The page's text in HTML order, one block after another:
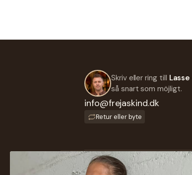
Skriv eller ring till Lasse
så snart som möjligt.
info@frejaskind.dk
Retur eller byte